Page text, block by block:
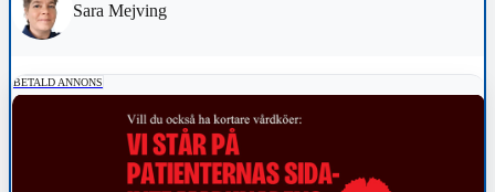
Sara Mejving
BETALD ANNONS